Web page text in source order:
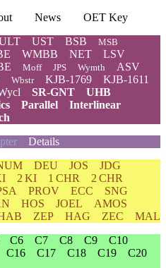
News
OET Key
UST BSB MSB
WMBB NET
LSV
Moff JPS Wymth ASV
Wbstr KJB-1769
KJB-1611
SR-GNT
UHB
Parallel
Interlinear
Details
DEU JOS
JDG
2 KI 1 CHR
2 CHR
PROV ECC
SNG
HOS JOEL
AMOS
ZEP HAG ZEC
MAL
C6 C7 C8 C9
C10
C16 C17 C18 C19
C20